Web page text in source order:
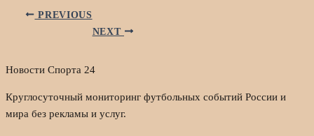
PREVIOUS
NEXT
Новости Спорта 24
Круглосуточный мониторинг футбольных событий России и
мира без рекламы и услуг.